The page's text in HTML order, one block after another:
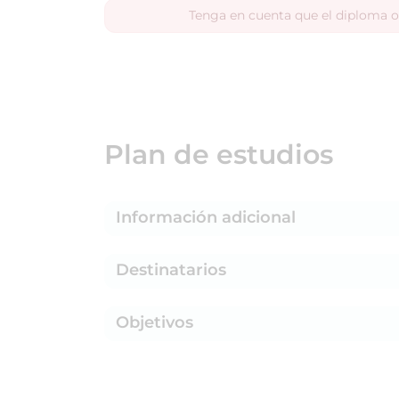
Tenga en cuenta que el diploma
Plan de estudios
Información adicional
Destinatarios
Objetivos